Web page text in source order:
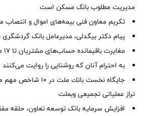
مدیریت مطلوب بانک مسکن است
تکریم معاون فنی بیمه‌های اموال و انتصاب
پیام دکتر بیگدلی، مدیرعامل بانک گردشگری
مغایرت‌ باقیمانده حساب‌های مشتریان تا ۱۷ مرداد برطرف می‌شود
به احترام آنان که روشنایی را روایت می‌کنند
تراز عملیاتی تجمیعی وبملت
افزایش سرمایه بانک توسعه تعاون، حلقه